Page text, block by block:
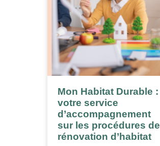
Mon Habitat Durable :
votre service
d’accompagnement
sur les procédures de
rénovation d’habitat